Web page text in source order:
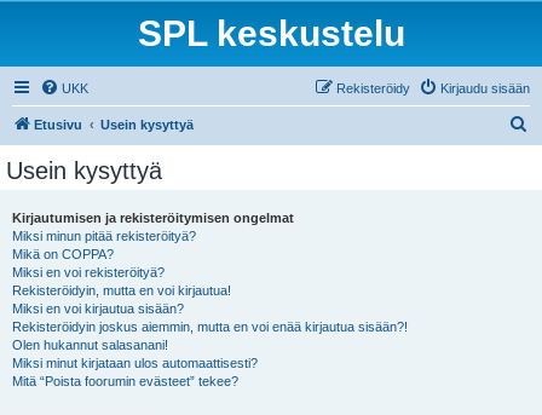
SPL keskustelu
UKK Kirjaudu sisään
Rekisteröidy
Etusivu Usein kysyttyä
Usein kysyttyä
Kirjautumisen ja rekisteröitymisen ongelmat
Miksi minun pitää rekisteröityä?
Mikä on COPPA?
Miksi en voi rekisteröityä?
Rekisteröidyin, mutta en voi kirjautua!
Miksi en voi kirjautua sisään?
Rekisteröidyin joskus aiemmin, mutta en voi enää kirjautua sisään?!
Olen hukannut salasanani!
Miksi minut kirjataan ulos automaattisesti?
Mitä “Poista foorumin evästeet” tekee?